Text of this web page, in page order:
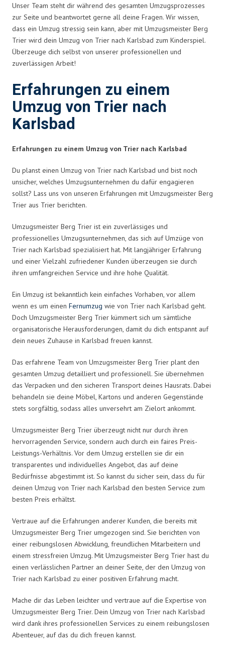
Unser Team steht dir während des gesamten Umzugsprozesses
zur Seite und beantwortet gerne all deine Fragen. Wir wissen,
dass ein Umzug stressig sein kann, aber mit Umzugsmeister Berg
Trier wird dein Umzug von Trier nach Karlsbad zum Kinderspiel.
Überzeuge dich selbst von unserer professionellen und
zuverlässigen Arbeit!
Erfahrungen zu einem
Umzug von Trier nach
Karlsbad
Erfahrungen zu einem Umzug von Trier nach Karlsbad
Du planst einen Umzug von Trier nach Karlsbad und bist noch
unsicher, welches Umzugsunternehmen du dafür engagieren
sollst? Lass uns von unseren Erfahrungen mit Umzugsmeister Berg
Trier aus Trier berichten.
Umzugsmeister Berg Trier ist ein zuverlässiges und
professionelles Umzugsunternehmen, das sich auf Umzüge von
Trier nach Karlsbad spezialisiert hat. Mit langjähriger Erfahrung
und einer Vielzahl zufriedener Kunden überzeugen sie durch
ihren umfangreichen Service und ihre hohe Qualität.
Ein Umzug ist bekanntlich kein einfaches Vorhaben, vor allem
wenn es um einen Fernumzug wie von Trier nach Karlsbad geht.
Doch Umzugsmeister Berg Trier kümmert sich um sämtliche
organisatorische Herausforderungen, damit du dich entspannt auf
dein neues Zuhause in Karlsbad freuen kannst.
Das erfahrene Team von Umzugsmeister Berg Trier plant den
gesamten Umzug detailliert und professionell. Sie übernehmen
das Verpacken und den sicheren Transport deines Hausrats. Dabei
behandeln sie deine Möbel, Kartons und anderen Gegenstände
stets sorgfältig, sodass alles unversehrt am Zielort ankommt.
Umzugsmeister Berg Trier überzeugt nicht nur durch ihren
hervorragenden Service, sondern auch durch ein faires Preis-
Leistungs-Verhältnis. Vor dem Umzug erstellen sie dir ein
transparentes und individuelles Angebot, das auf deine
Bedürfnisse abgestimmt ist. So kannst du sicher sein, dass du für
deinen Umzug von Trier nach Karlsbad den besten Service zum
besten Preis erhältst.
Vertraue auf die Erfahrungen anderer Kunden, die bereits mit
Umzugsmeister Berg Trier umgezogen sind. Sie berichten von
einer reibungslosen Abwicklung, freundlichen Mitarbeitern und
einem stressfreien Umzug. Mit Umzugsmeister Berg Trier hast du
einen verlässlichen Partner an deiner Seite, der den Umzug von
Trier nach Karlsbad zu einer positiven Erfahrung macht.
Mache dir das Leben leichter und vertraue auf die Expertise von
Umzugsmeister Berg Trier. Dein Umzug von Trier nach Karlsbad
wird dank ihres professionellen Services zu einem reibungslosen
Abenteuer, auf das du dich freuen kannst.